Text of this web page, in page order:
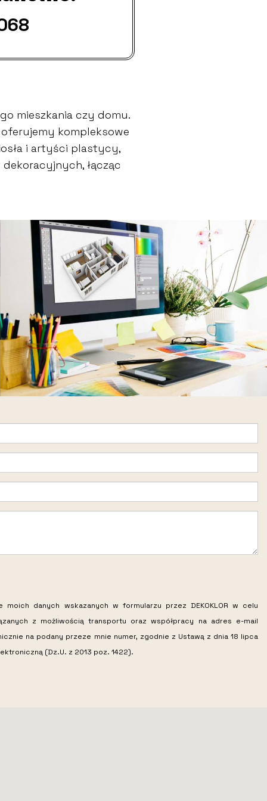
mieszkania czy domu.
kompleksowe
i artyści plastycy,
łącząc
moich danych wskazanych w formularzu przez DEKOKLOR w celu
z możliwością transportu oraz współpracy na adres e-mail
na podany przeze mnie numer, zgodnie z Ustawą z dnia 18 lipca
(Dz.U. z 2013 poz. 1422).